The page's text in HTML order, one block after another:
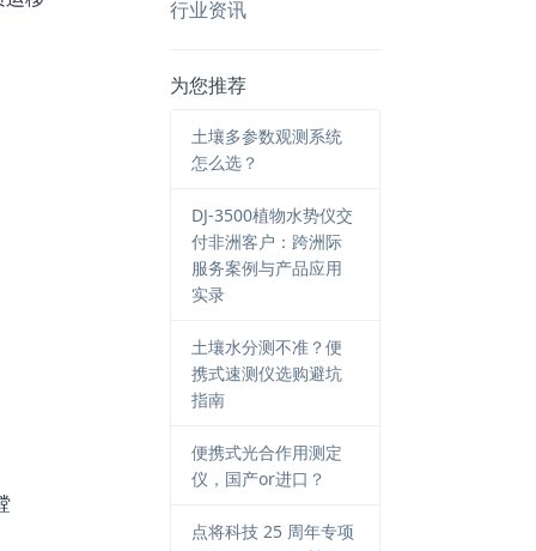
行业资讯
为您推荐
土壤多参数观测系统
怎么选？
DJ-3500植物水势仪交
付非洲客户：跨洲际
服务案例与产品应用
实录
土壤水分测不准？便
携式速测仪选购避坑
指南
便携式光合作用测定
仪，国产or进口？
点将科技 25 周年专项